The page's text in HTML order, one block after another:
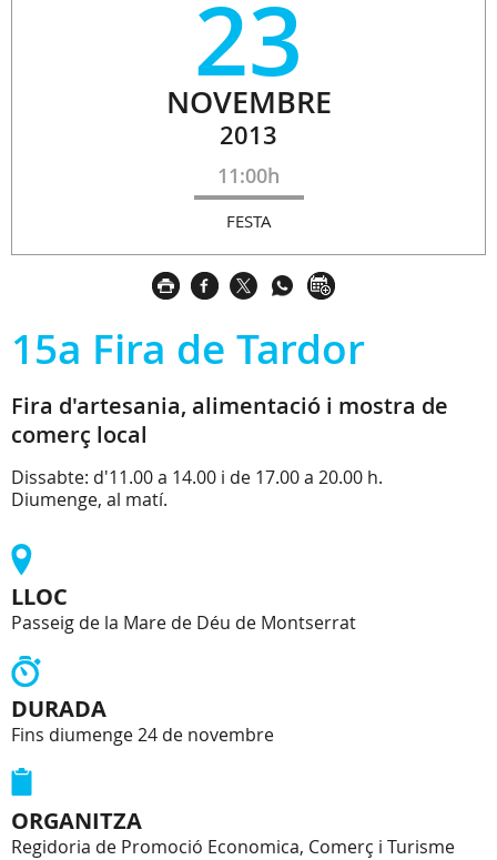
23
NOVEMBRE
2013
11:00h
FESTA
15a Fira de Tardor
Fira d'artesania, alimentació i mostra de
comerç local
Dissabte: d'11.00 a 14.00 i de 17.00 a 20.00 h.
Diumenge, al matí.
LLOC
Passeig de la Mare de Déu de Montserrat
DURADA
Fins diumenge 24 de novembre
ORGANITZA
Regidoria de Promoció Economica, Comerç i Turisme